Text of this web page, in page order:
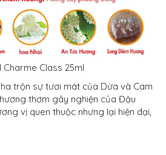
Charme Class 25ml
trộn sự tươi mát của Dừa và Cam
thơm gây nghiện của Đậu
vị quen thuộc nhưng lại hiện đại,